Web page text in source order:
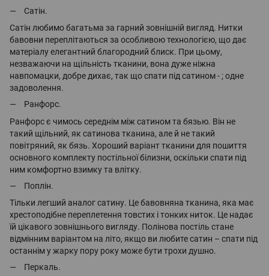
Сатін.
Сатін любимо багатьма за гарний зовнішній вигляд. Нитки
бавовни переплітаються за особливою технологією, що дає
матеріалу елегантний благородний блиск. При цьому,
незважаючи на щільність тканини, вона дуже ніжна
навпомацки, добре дихає, так що спати під сатином - ; одне
задоволення.
Ранфорс.
Ранфорс є чимось середнім між сатином та бязью. Він не
такий щільний, як сатинова тканина, але й не такий
повітряний, як бязь. Хороший варіант тканини для пошиття
основного комплекту постільної білизни, оскільки спати під
ним комфортно взимку та влітку.
Поплін.
Тільки легший аналог сатину. Це бавовняна тканина, яка має
хрестоподібне переплетення товстих і тонких ниток. Це надає
їй цікавого зовнішнього вигляду. Полінова постіль стане
відмінним варіантом на літо, якщо ви любите сатин – спати під
останнім у жарку пору року може бути трохи душно.
Перкаль.